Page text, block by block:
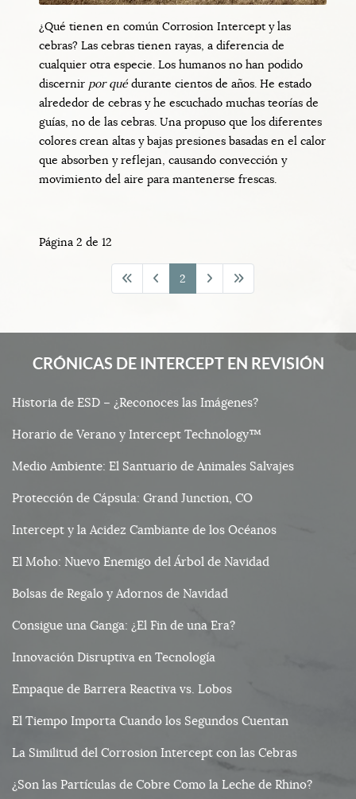
¿Qué tienen en común Corrosion Intercept y las
cebras? Las cebras tienen rayas, a diferencia de
cualquier otra especie. Los humanos no han podido
discernir por qué durante cientos de años. He estado
alrededor de cebras y he escuchado muchas teorías de
guías, no de las cebras. Una propuso que los diferentes
colores crean altas y bajas presiones basadas en el calor
que absorben y reflejan, causando convección y
movimiento del aire para mantenerse frescas.
Página 2 de 12
2
CRÓNICAS DE INTERCEPT EN REVISIÓN
Historia de ESD – ¿Reconoces las Imágenes?
Horario de Verano y Intercept Technology™
Medio Ambiente: El Santuario de Animales Salvajes
Protección de Cápsula: Grand Junction, CO
Intercept y la Acidez Cambiante de los Océanos
El Moho: Nuevo Enemigo del Árbol de Navidad
Bolsas de Regalo y Adornos de Navidad
Consigue una Ganga: ¿El Fin de una Era?
Innovación Disruptiva en Tecnología
Empaque de Barrera Reactiva vs. Lobos
El Tiempo Importa Cuando los Segundos Cuentan
La Similitud del Corrosion Intercept con las Cebras
¿Son las Partículas de Cobre Como la Leche de Rhino?